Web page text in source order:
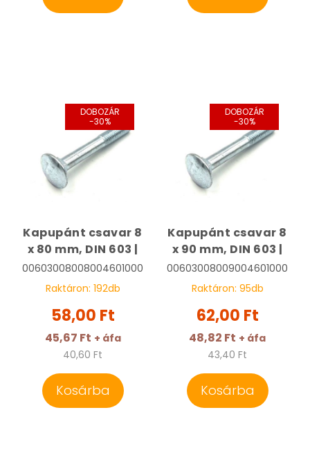
DOBOZÁR
-30%
Kapupánt csavar 8
x 80 mm, DIN 603 |
00603008008004601000
Raktáron: 192db
58,00 Ft
45,67 Ft + áfa
40,60 Ft
Kosárba
DOBOZÁR
-30%
Kapupánt csavar 8
x 90 mm, DIN 603 |
00603008009004601000
Raktáron: 95db
62,00 Ft
48,82 Ft + áfa
43,40 Ft
Kosárba